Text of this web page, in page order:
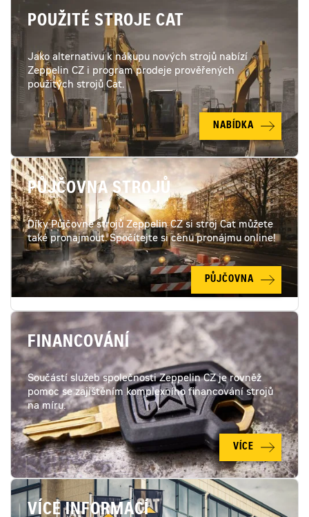
POUŽITÉ STROJE CAT
Jako alternativu k nákupu nových strojů nabízí
Zeppelin CZ i program prodeje prověřených
použitých strojů Cat.
NABÍDKA
PŮJČOVNA STROJŮ
Díky Půjčovně strojů Zeppelin CZ si stroj Cat můžete
také pronajmout. Spočítejte si cenu pronájmu online!
PŮJČOVNA
FINANCOVÁNÍ
Součástí služeb společnosti Zeppelin CZ je rovněž
pomoc se zajištěním komplexního financování strojů
na míru.
VÍCE
VÍCE INFORMACÍ